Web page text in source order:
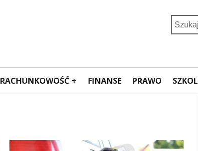
Search
for:
RACHUNKOWOŚĆ FINANSE PRAWO